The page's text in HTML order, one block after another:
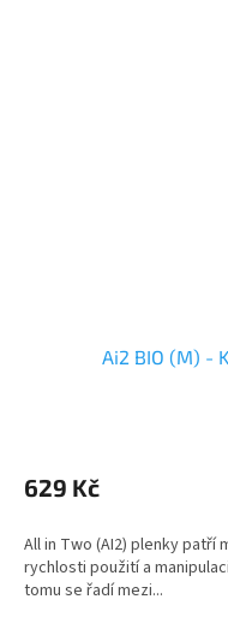
Ai2 BIO (M) -
629 Kč
All in Two (AI2) plenky
rychlosti použití a
tomu se řadí mezi...